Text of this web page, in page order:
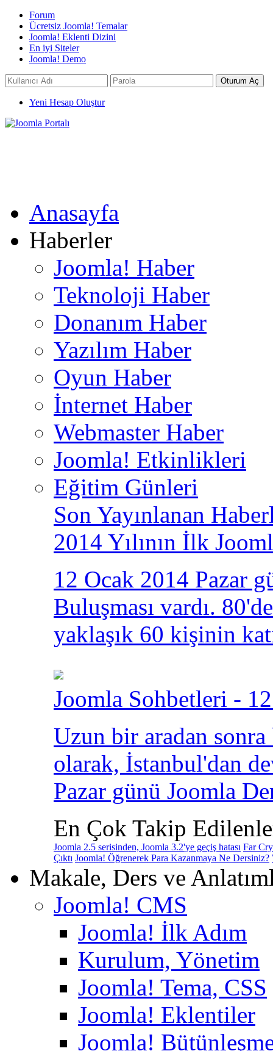
Forum
Ücretsiz Joomla! Temalar
Joomla! Eklenti Dizini
En iyi Siteler
Joomla! Demo
Yeni Hesap Oluştur
Anasayfa
Haberler
Joomla! Haber
Teknoloji Haber
Donanım Haber
Yazılım Haber
Oyun Haber
İnternet Haber
Webmaster Haber
Joomla! Etkinlikleri
Eğitim Günleri
Son Yayınlanan
2014 Yılının İlk
12 Ocak 2014 Pazar
Buluşması vardı.
yaklaşık 60 kişinin
Joomla Sohbetleri -
Uzun bir aradan
olarak, İstanbul'dan
Pazar günü Joomla
En Çok Takip
Joomla 2.5 serisinden, Joomla 3.2'ye geçiş hatası Far
Çıktı Joomla! Öğrenerek Para Kazanmaya Ne Dersiniz?
Makale, Ders ve
Joomla! CMS
Joomla! İlk Adım
Kurulum, Yönetim
Joomla! Tema, CSS
Joomla! Eklentiler
Joomla!